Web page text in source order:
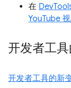
在
YouTube
开发者工
开发者工具的新